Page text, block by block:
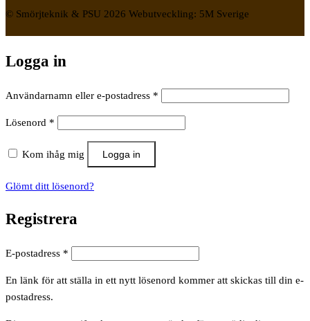
© Smörjteknik & PSU 2026 Webutveckling: 5M Sverige
Logga in
Användarnamn eller e-postadress *
Lösenord *
Kom ihåg mig Logga in
Glömt ditt lösenord?
Registrera
E-postadress *
En länk för att ställa in ett nytt lösenord kommer att skickas till din e-
postadress.